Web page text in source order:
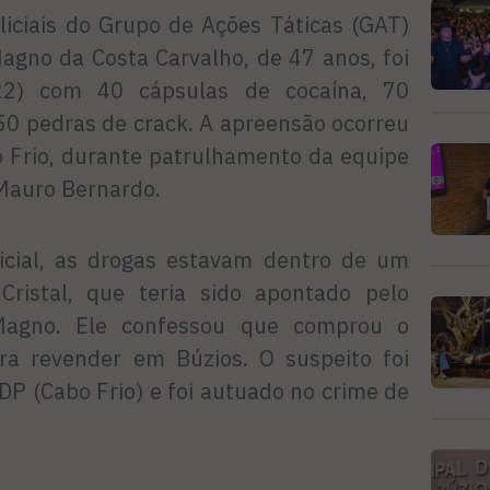
do Grupo de Ações Táticas (GAT)
da Costa Carvalho, de 47 anos, foi
com 40 cápsulas de cocaína, 70
pedras de crack. A apreensão ocorreu
Frio, durante patrulhamento da equipe
Bernardo.
as drogas estavam dentro de um
que teria sido apontado pelo
Ele confessou que comprou o
revender em Búzios. O suspeito foi
(Cabo Frio) e foi autuado no crime de